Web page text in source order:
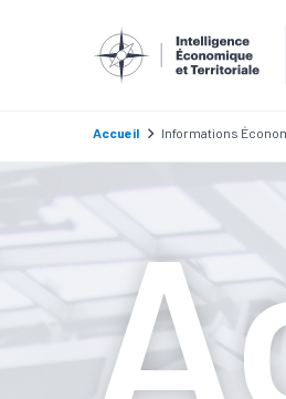
Accueil Informations